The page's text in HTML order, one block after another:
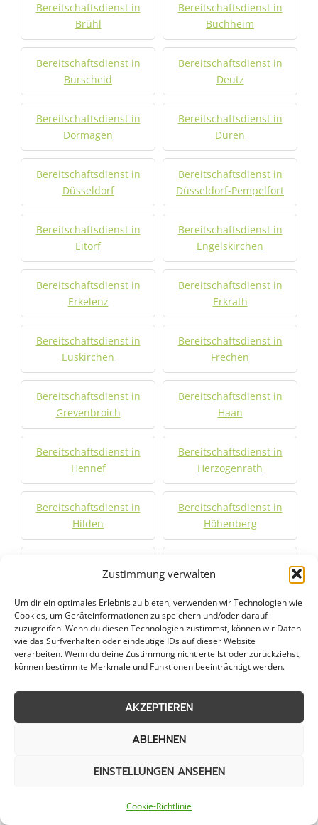
Zustimmung verwalten
Um dir ein optimales Erlebnis zu bieten, verwenden wir Technologien wie
Cookies, um Geräteinformationen zu speichern und/oder darauf
zuzugreifen. Wenn du diesen Technologien zustimmst, können wir Daten
wie das Surfverhalten oder eindeutige IDs auf dieser Website
verarbeiten. Wenn du deine Zustimmung nicht erteilst oder zurückziehst,
können bestimmte Merkmale und Funktionen beeinträchtigt werden.
AKZEPTIEREN
ABLEHNEN
EINSTELLUNGEN ANSEHEN
Cookie-Richtlinie
Bereitschaftsdienst in
Brühl
Bereitschaftsdienst in
Buchheim
Bereitschaftsdienst in
Burscheid
Bereitschaftsdienst in
Deutz
Bereitschaftsdienst in
Dormagen
Bereitschaftsdienst in
Düren
Bereitschaftsdienst in
Düsseldorf
Bereitschaftsdienst in
Düsseldorf-Pempelfort
Bereitschaftsdienst in
Eitorf
Bereitschaftsdienst in
Engelskirchen
Bereitschaftsdienst in
Erkelenz
Bereitschaftsdienst in
Erkrath
Bereitschaftsdienst in
Euskirchen
Bereitschaftsdienst in
Frechen
Bereitschaftsdienst in
Grevenbroich
Bereitschaftsdienst in
Haan
Bereitschaftsdienst in
Hennef
Bereitschaftsdienst in
Herzogenrath
Bereitschaftsdienst in
Hilden
Bereitschaftsdienst in
Höhenberg
Hückelhoven
Humboldtkolonie
Bereitschaftsdienst in
Hürth
Bereitschaftsdienst in
Jüchen
Bereitschaftsdienst in
Jülich
Bereitschaftsdienst in
Kaarst